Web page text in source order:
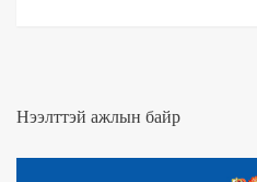
Нээлттэй ажлын байр